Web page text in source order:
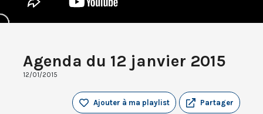
Agenda du 12 janvier 2015
12/01/2015
Partager
Ajouter à ma playlist